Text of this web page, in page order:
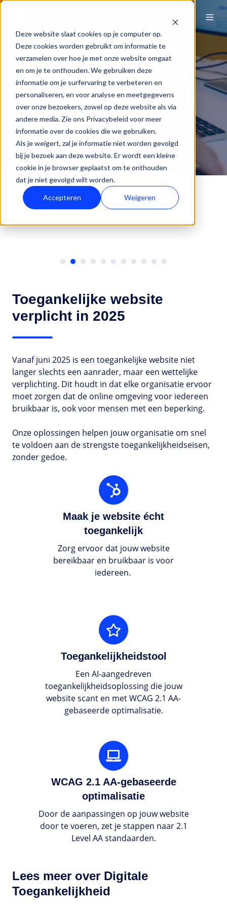
Deze website slaat cookies op je computer op.
Deze cookies worden gebruikt om informatie te
verzamelen over hoe je met onze website omgaat
en om je te onthouden. We gebruiken deze
informatie om je surfervaring te verbeteren en
personaliseren, en voor analyse en meetgegevens
over onze bezoekers, zowel op deze website als via
andere media. Zie ons Privacybeleid voor meer
informatie over de cookies die we gebruiken.
Als je weigert, zal je informatie niet worden gevolgd
bij je bezoek aan deze website. Er wordt een kleine
cookie in je browser geplaatst om te onthouden
dat je niet gevolgd wilt worden.
Accepteren Weigeren
Maak jouw website
digitaal toegankelijk
Home
Web development
Digitaal toegankelijk
Toegankelijke website
verplicht in 2025
Vanaf juni 2025 is een toegankelijke website niet
langer slechts een aanrader, maar een wettelijke
verplichting. Dit houdt in dat elke organisatie ervoor
moet zorgen dat de online omgeving voor iedereen
bruikbaar is, ook voor mensen met een beperking.
Onze oplossingen helpen jouw organisatie om snel
te voldoen aan de strengste toegankelijkheidseisen,
zonder gedoe.
Maak je website écht
toegankelijk
Zorg ervoor dat jouw website
bereikbaar en bruikbaar is voor
iedereen.
Toegankelijkheidstool
Een AI-aangedreven
toegankelijkheidsoplossing die jouw
website scant en met WCAG 2.1 AA-
gebaseerde optimalisatie.
Toegankelijkheidstool
WCAG 2.1 AA-gebaseerde
optimalisatie
Door de aanpassingen op jouw website
door te voeren, zet je stappen naar 2.1
Level AA standaarden.
gebaseerde
optimalisatie
Lees meer over Digitale
Toegankelijkheid